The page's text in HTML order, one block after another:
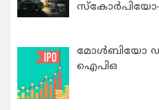
മോൾബിയോ
ഐപിഒ